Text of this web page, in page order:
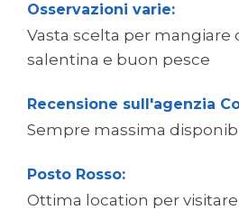
Osservazioni varie:
Vasta scelta per mangiare
salentina e buon pesce
Recensione sull'agenzia
Sempre massima
Posto Rosso:
Ottima location per